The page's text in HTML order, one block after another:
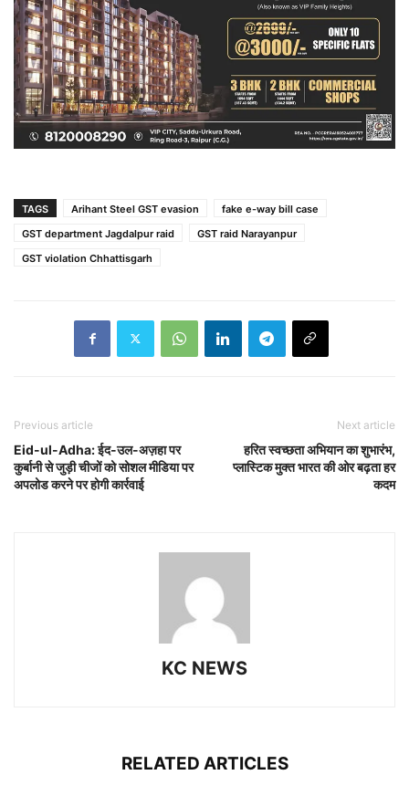
TAGS Arihant Steel GST evasion
fake e-way bill case
GST department Jagdalpur raid
GST raid Narayanpur
GST violation Chhattisgarh
Previous article
Eid-ul-Adha: ईद-उल-अज़हा पर
कुर्बानी से जुड़ी चीजों को सोशल मीडिया पर
अपलोड करने पर होगी कार्रवाई
Next article
हरित स्वच्छता अभियान का शुभारंभ,
प्लास्टिक मुक्त भारत की ओर बढ़ता हर
कदम
KC NEWS
RELATED ARTICLES